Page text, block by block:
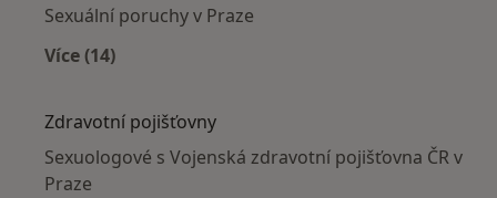
Sexuální poruchy v Praze
Více (14)
Zdravotní pojišťovny
Sexuologové s Vojenská zdravotní pojišťovna ČR v
Praze